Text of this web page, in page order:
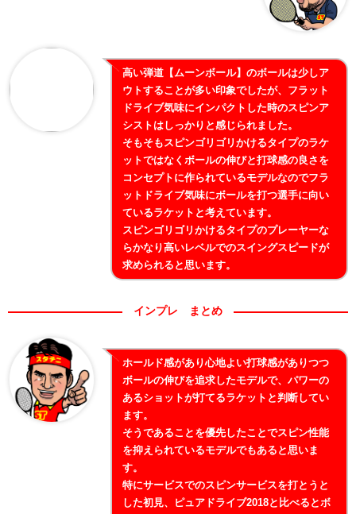
高い弾道【ムーンボール】のボールは少しア
ウトすることが多い印象でしたが、フラット
ドライブ気味にインパクトした時のスピンア
シストはしっかりと感じられました。
そもそもスピンゴリゴリかけるタイプのラケ
ットではなくボールの伸びと打球感の良さを
コンセプトに作られているモデルなのでフラ
ットドライブ気味にボールを打つ選手に向い
ているラケットと考えています。
スピンゴリゴリかけるタイプのプレーヤーな
らかなり高いレベルでのスイングスピードが
求められると思います。
インプレ まとめ
ホールド感があり心地よい打球感がありつつ
ボールの伸びを追求したモデルで、パワーの
あるショットが打てるラケットと判断してい
ます。
そうであることを優先したことでスピン性能
を抑えられているモデルでもあると思いま
す。
特にサービスでのスピンサービスを打とうと
した初見、ピュアドライブ2018と比べるとボ